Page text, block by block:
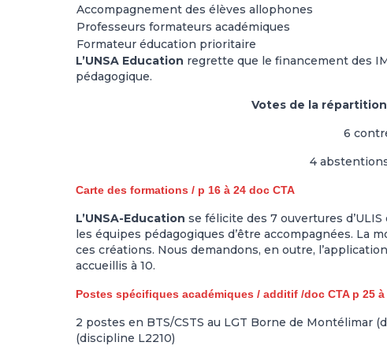
Accompagnement des élèves allophones
Professeurs formateurs académiques
Formateur éducation prioritaire
L’UNSA Education regrette que le financement des
pédagogique.
Votes de la
6
4
Carte des formations / p 16 à 24 doc CTA
L’UNSA-Education se félicite des 7 ouvertures
les équipes pédagogiques d’être accompagnées. La
ces créations. Nous demandons, en outre,
accueillis à 10.
Postes spécifiques académiques / additif /doc CTA p 25 à
2 postes en BTS/CSTS au LGT Borne de Montélimar
(discipline L2210)